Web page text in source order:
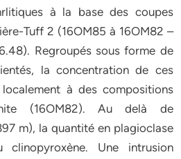
à la base des coupes
Tuff 2 (16OM85 à 16OM82 –
Regroupés sous forme de
la concentration de ces
à des compositions
(16OM82). Au delà de
m), la quantité en plagioclase
Une intrusion